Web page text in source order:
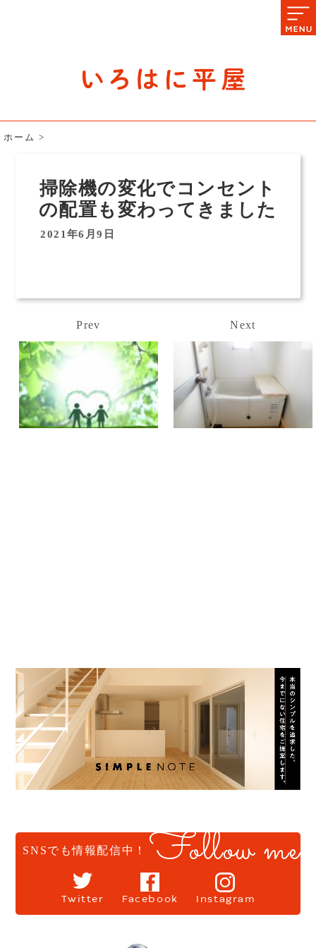
ホーム >
掃除機の変化でコンセント
の配置も変わってきました
2021年6月9日
Prev Next
SNSでも情報配信中！ Follow me
Twitter Facebook Instagram